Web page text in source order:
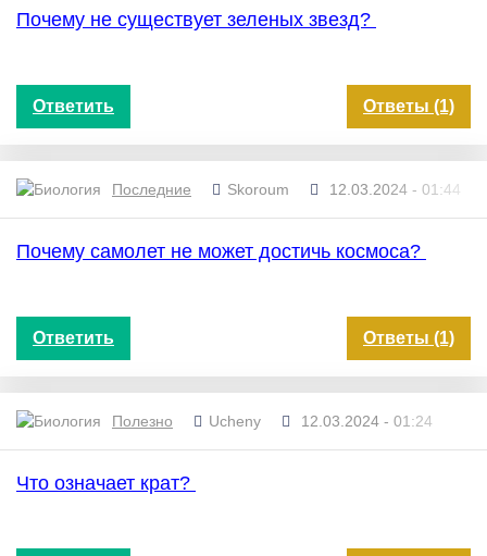
Почему не существует зеленых звезд?
Ответить Ответы (1)
Последние Skoroum 12.03.2024 - 01:44
Почему самолет не может достичь космоса?
Ответить Ответы (1)
Полезно Ucheny 12.03.2024 - 01:24
Что означает крат?